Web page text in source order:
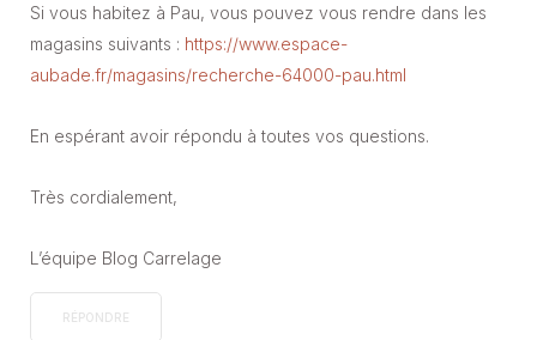
RÉPONDRE
Si vous habitez à Pau, vous pouvez vous rendre dans les
magasins suivants : https://www.espace-
aubade.fr/magasins/recherche-64000-pau.html
En espérant avoir répondu à toutes vos questions.
Très cordialement,
L’équipe Blog Carrelage